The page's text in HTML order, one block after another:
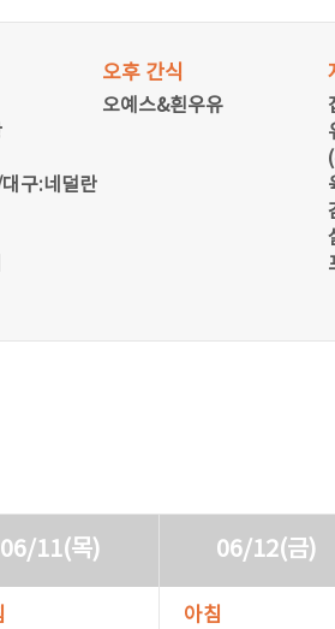
구:네덜란
오후 간식
오예스&흰우유
06/11(목) 06/12(금)
아침